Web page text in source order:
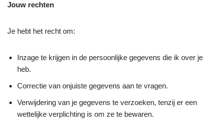
Jouw rechten
Je hebt het recht om:
Inzage te krijgen in de persoonlijke gegevens die ik over je
heb.
Correctie van onjuiste gegevens aan te vragen.
Verwijdering van je gegevens te verzoeken, tenzij er een
wettelijke verplichting is om ze te bewaren.